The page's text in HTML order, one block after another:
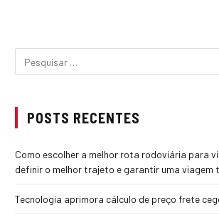
POSTS RECENTES
Como escolher a melhor rota rodoviária para
definir o melhor trajeto e garantir uma viagem
Tecnologia aprimora cálculo de preço frete